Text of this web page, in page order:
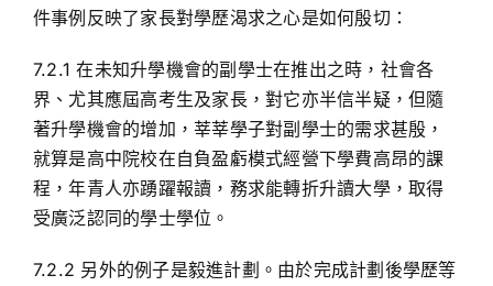
件事例反映了家長對學歷渴求之心是如何殷切：
7.2.1 在未知升學機會的副學士在推出之時，社會各
界、尤其應屆高考生及家長，對它亦半信半疑，但隨
著升學機會的增加，莘莘學子對副學士的需求甚殷，
就算是高中院校在自負盈虧模式經營下學費高昂的課
程，年青人亦踴躍報讀，務求能轉折升讀大學，取得
受廣泛認同的學士學位。
7.2.2 另外的例子是毅進計劃。由於完成計劃後學歷等